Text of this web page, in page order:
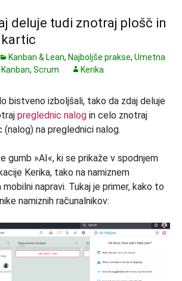
deluje tudi znotraj plošč in
Kanban & Lean, Najboljše prakse, Umetna
Kanban, Scrum Kerika
bistveno izboljšali, tako da zdaj deluje
preglednic nalog in celo znotraj
na preglednici nalog.
gumb »AI«, ki se prikaže v spodnjem
Kerika, tako na namiznem
napravi. Tukaj je primer, kako to
namiznih računalnikov: